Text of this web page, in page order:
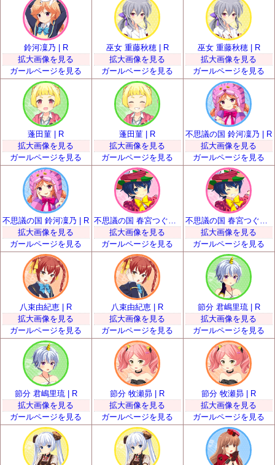
鈴河凜乃 | R
拡大画像を見る
ガールページを見る
巫女 重藤秋穂 | R
拡大画像を見る
ガールページを見る
巫女 重藤秋穂 | R
拡大画像を見る
ガールページを見る
蓬田菫 | R
拡大画像を見る
ガールページを見る
蓬田菫 | R
拡大画像を見る
ガールページを見る
不思議の国 鈴河凜乃 | R
拡大画像を見る
ガールページを見る
不思議の国 鈴河凜乃 | R
拡大画像を見る
ガールページを見る
拡大画像を見る
ガールページを見る
拡大画像を見る
ガールページを見る
八束由紀恵 | R
拡大画像を見る
ガールページを見る
八束由紀恵 | R
拡大画像を見る
ガールページを見る
節分 君嶋里琉 | R
拡大画像を見る
ガールページを見る
節分 君嶋里琉 | R
拡大画像を見る
ガールページを見る
節分 牧瀬昴 | R
拡大画像を見る
ガールページを見る
節分 牧瀬昴 | R
拡大画像を見る
ガールページを見る